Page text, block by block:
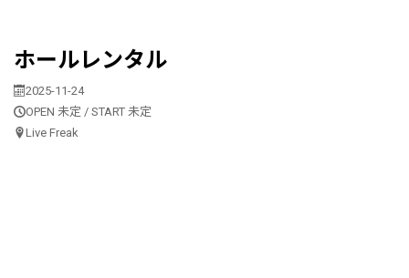
ホールレンタル
2025-11-24
OPEN 未定 / START 未定
Live Freak